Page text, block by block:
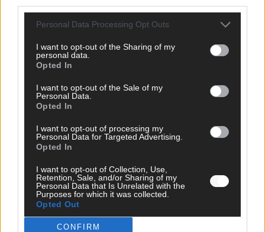
Personal Data Processing Opt Outs
I want to opt-out of the Sharing of my
personal data.
Opted In
I want to opt-out of the Sale of my
Personal Data.
Opted In
I want to opt-out of processing my
Personal Data for Targeted Advertising.
Opted In
I want to opt-out of Collection, Use,
Retention, Sale, and/or Sharing of my
Personal Data that Is Unrelated with the
Purposes for which it was collected.
Opted Out
CONFIRM
SCHNELL ZUM RESSORT
Nachrichten
Politik